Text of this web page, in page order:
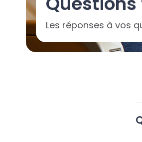
Les réponses à vos